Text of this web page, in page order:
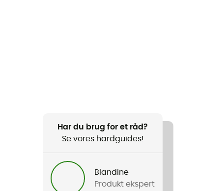
Har du brug for et råd?
Se vores hardguides!
Blandine
Produkt ekspert